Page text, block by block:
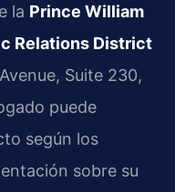
la Prince William
Relations District
Suite 230,
puede
según los
sobre su